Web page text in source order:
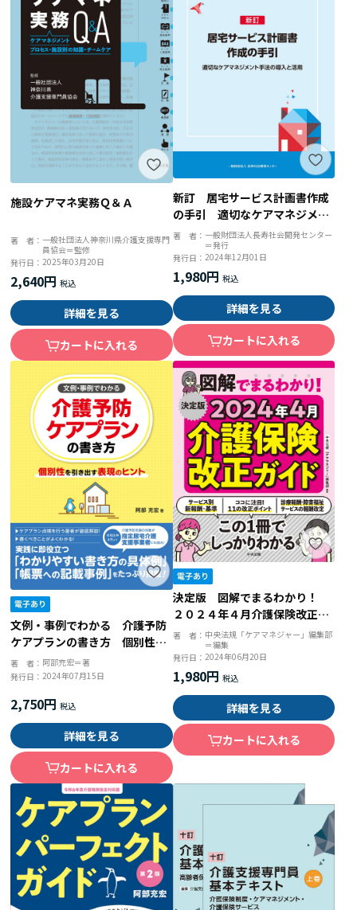
施設ケアマネ実務Ｑ＆Ａ
著 者： 一般社団法人神奈川県介護支援専門
員協会＝監修
発行日：2025年03月20日
2,640円
詳細を見る
カートに入れる
新訂 居宅サービス計画書作成
の手引 適切なケアマネジメン
ト手法の導入と活用
著 者： 一般財団法人長寿社会開発センター
＝発行
発行日： 2024年12月01日
1,980円
詳細を見る
カートに入れる
文例・事例でわかる 介護予防
ケアプランの書き方 個別性を
引き出す表現のヒント
著 者： 阿部充宏＝著
発行日：2024年07月15日
2,750円
詳細を見る
カートに入れる
決定版 図解でまるわかり！
２０２４年４月介護保険改正ガ
イド
著 者： 中央法規「ケアマネジャー」編集部
＝編集
発行日： 2024年06月20日
1,980円
詳細を見る
カートに入れる